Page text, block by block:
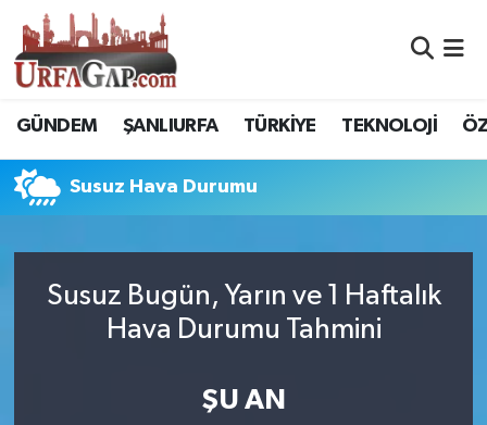
GÜNDEM ŞANLIURFA TÜRKİYE TEKNOLOJİ
Susuz Hava Durumu
Susuz Bugün, Yarın ve 1 Haftalık
Hava Durumu Tahmini
ŞU AN
Nöbetçi Eczaneler
Hava Durumu
Namaz Vakitleri
Trafik Durumu
Süper Lig Puan Durumu ve Fikstür
Son Dakika Haberleri